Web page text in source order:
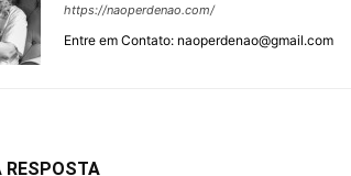
https://naoperdenao.com/
Entre em Contato: naoperdenao@gmail.com
RESPOSTA